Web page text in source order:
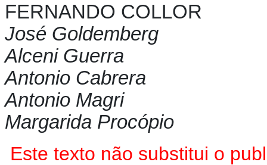
FERNANDO COLLOR
José Goldemberg
Alceni Guerra
Antonio Cabrera
Antonio Magri
Margarida Procópio
Este texto não substitui o